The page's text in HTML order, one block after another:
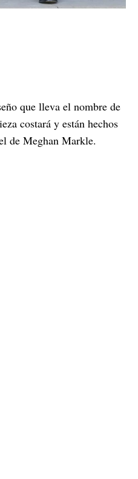
que lleva el nombre de
costará y están hechos
de Meghan Markle.